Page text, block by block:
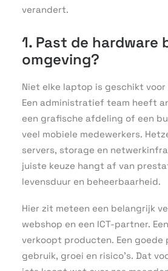
verandert.
1. Past de hardware
omgeving?
Niet elke laptop is geschikt voor
Een administratief team heeft
een grafische afdeling of een
veel mobiele medewerkers.
servers, storage en
juiste keuze hangt af van
levensduur en beheerbaarheid.
Hier zit meteen een belangrijk
webshop en een ICT-partner.
verkoopt producten. Een goede
gebruik, groei en risico’s. Dat